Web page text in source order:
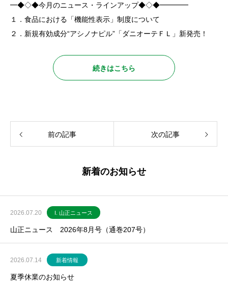
━◆◇◆今月のニュース・ラインアップ◆◇◆━━━━
１．食品における「機能性表示」制度について
２．新規有効成分“アシノナピル”「ダニオーテＦＬ」新発売！
続きはこちら
前の記事 次の記事
新着のお知らせ
2026.07.20 I. 山正ニュース
山正ニュース 2026年8月号（通巻207号）
2026.07.14 新着情報
夏季休業のお知らせ